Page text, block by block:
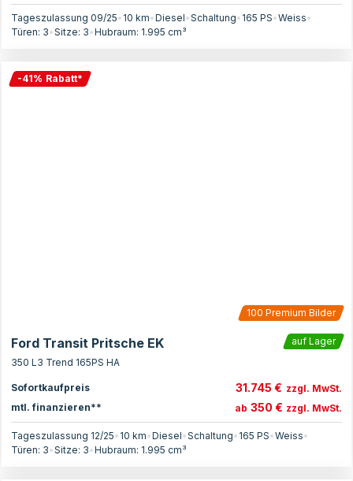
Tageszulassung 09/25• 10 km•Diesel•Schaltung• 165 PS•Weiss•
Türen: 3•Sitze: 3•Hubraum: 1.995 cm³
-41% Rabatt*
100 Premium Bilder
Ford Transit Pritsche EK
auf Lager
350 L3 Trend 165PS HA
Sofortkaufpreis 31.745 € zzgl. MwSt.
mtl. finanzieren**
ab 350 € zzgl. MwSt.
Tageszulassung 12/25• 10 km•Diesel•Schaltung• 165 PS•Weiss•
Türen: 3•Sitze: 3•Hubraum: 1.995 cm³